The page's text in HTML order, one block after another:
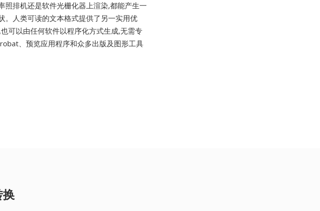
排机还是软件光栅化器上渲染,都能产生一
。人类可读的文本格式提供了另一实用优
可以由任何软件以程序化方式生成,无需专
、预览应用程序和众多出版及图形工具